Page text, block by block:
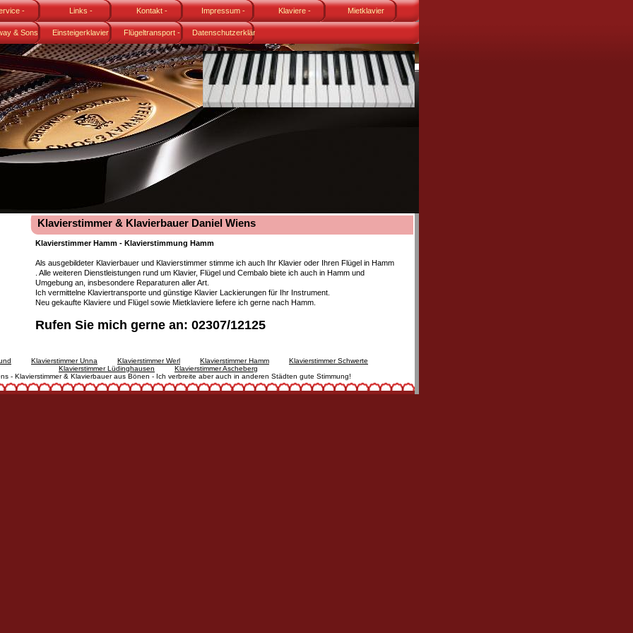
- Links -
Klavierstimmer
Kontakt -
Klavierstimmer
Impressum -
Klavierstimmer
Klaviere - Mietklavier
& Sons
B-211
Einsteigerklavier
Karl Lang
Flügeltransport -
Fachspedition
Datenschutzerklärung
Klavierstimmer & Klavierbauer Daniel Wiens
Klavierstimmer Hamm - Klavierstimmung Hamm
Als ausgebildeter Klavierbauer und Klavierstimmer stimme ich auch Ihr Klavier oder Ihren Flügel in Hamm
. Alle weiteren Dienstleistungen rund um Klavier, Flügel und Cembalo biete ich auch in Hamm und
Umgebung an, insbesondere Reparaturen aller Art.
Ich vermittelne Klaviertransporte und günstige Klavier Lackierungen für Ihr Instrument.
Neu gekaufte Klaviere und Flügel sowie Mietklaviere liefere ich gerne nach Hamm.
Rufen Sie mich gerne an: 02307/12125
Klavierstimmer Unna Klavierstimmer Werl Klavierstimmer Hamm
Klavierstimmer Schwerte
Klavierstimmer Lüdinghausen
Klavierstimmer Ascheberg
- Klavierstimmer & Klavierbauer aus Bönen - Ich verbreite aber auch in anderen Städten gute Stimmung!